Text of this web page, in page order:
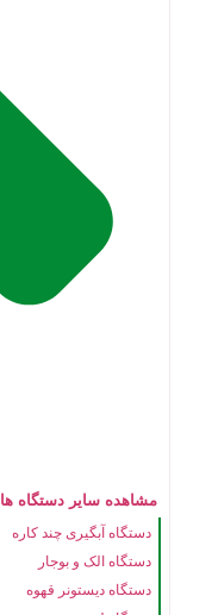
مشاهده سایر دستگاه ها
دستگاه آبگیری چند کاره
دستگاه الک و بوجار
دستگاه دیستونر قهوه